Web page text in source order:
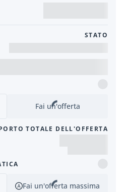
STATO
Fai un'offerta
TOTALE DELL'OFFERTA
Fai un'offerta massima